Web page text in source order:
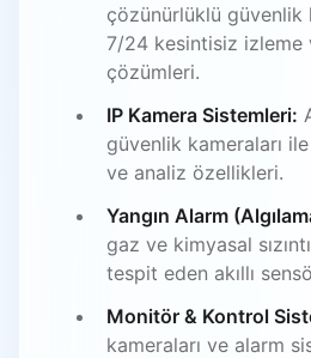
çözünürlüklü güvenlik
7/24 kesintisiz izleme
çözümleri.
IP Kamera Sistemleri:
güvenlik kameraları
ve analiz özellikleri.
Yangın Alarm
gaz ve kimyasal
tespit eden akıllı
Monitör & Kontrol
kameraları ve alarm